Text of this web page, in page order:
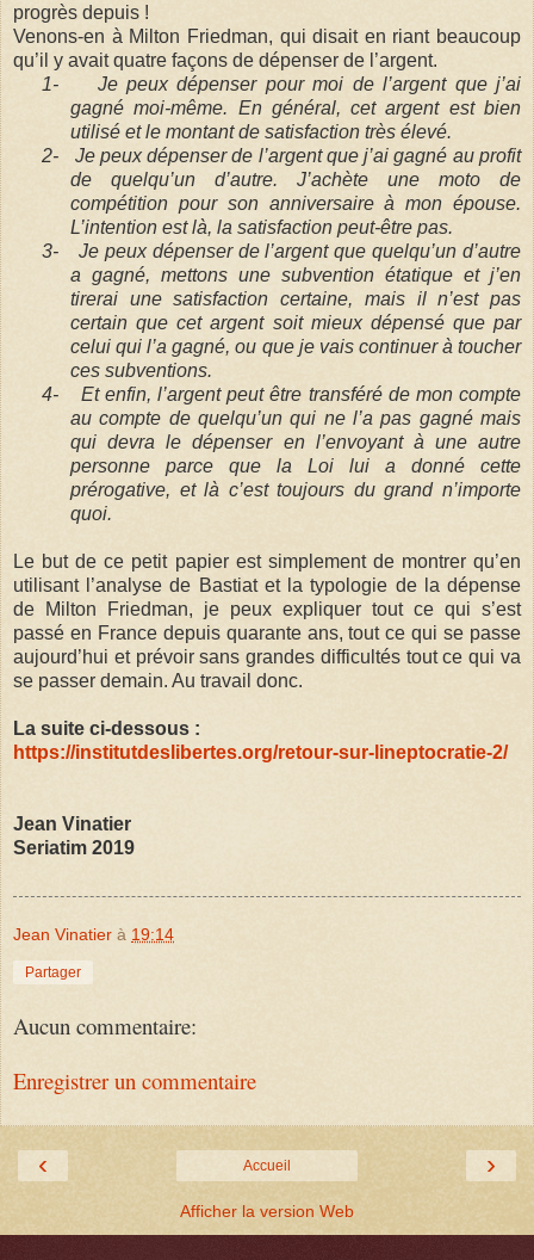
progrès depuis !
Venons-en à Milton Friedman, qui disait en riant beaucoup
qu’il y avait quatre façons de dépenser de l’argent.
1-
Je peux dépenser pour moi de l’argent que j’ai
gagné moi-même. En général, cet argent est bien
utilisé et le montant de satisfaction très élevé.
2-
Je peux dépenser de l’argent que j’ai gagné au profit
de quelqu’un d’autre. J’achète une moto de
compétition pour son anniversaire à mon épouse.
L’intention est là, la satisfaction peut-être pas.
3-
Je peux dépenser de l’argent que quelqu’un d’autre
a gagné, mettons une subvention étatique et j’en
tirerai une satisfaction certaine, mais il n’est pas
certain que cet argent soit mieux dépensé que par
celui qui l’a gagné, ou que je vais continuer à toucher
ces subventions.
4-
Et enfin, l’argent peut être transféré de mon compte
au compte de quelqu’un qui ne l’a pas gagné mais
qui devra le dépenser en l’envoyant à une autre
personne parce que la Loi lui a donné cette
prérogative, et là c’est toujours du grand n’importe
quoi.
Le but de ce petit papier est simplement de montrer qu’en
utilisant l’analyse de Bastiat et la typologie de la dépense
de Milton Friedman, je peux expliquer tout ce qui s’est
passé en France depuis quarante ans, tout ce qui se passe
aujourd’hui et prévoir sans grandes difficultés tout ce qui va
se passer demain. Au travail donc.
La suite ci-dessous :
https://institutdeslibertes.org/retour-sur-lineptocratie-2/
Jean Vinatier
Seriatim 2019
Jean Vinatier à 19:14
Partager
Aucun commentaire:
Enregistrer un commentaire
‹ ›
Accueil
Afficher la version Web